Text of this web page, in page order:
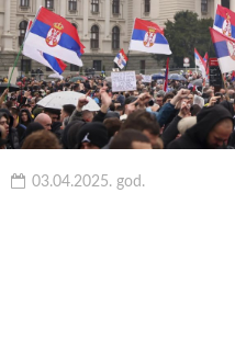
03.04.2025. god.